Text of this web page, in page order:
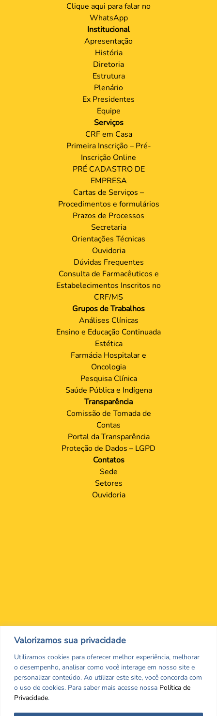
Valorizamos sua privacidade
Utilizamos cookies para oferecer melhor experiência, melhorar
o desempenho, analisar como você interage em nosso site e
personalizar conteúdo. Ao utilizar este site, você concorda com
o uso de cookies. Para saber mais acesse nossa Política de
Privacidade.
Clique aqui para falar no
WhatsApp
Institucional
Apresentação
História
Diretoria
Estrutura
Plenário
Ex Presidentes
Equipe
Serviços
CRF em Casa
Primeira Inscrição – Pré-
Inscrição Online
PRÉ CADASTRO DE
EMPRESA
Cartas de Serviços –
Procedimentos e formulários
Prazos de Processos
Secretaria
Orientações Técnicas
Ouvidoria
Dúvidas Frequentes
Consulta de Farmacêuticos e
Estabelecimentos Inscritos no
CRF/MS
Grupos de Trabalhos
Análises Clínicas
Ensino e Educação Continuada
Estética
Farmácia Hospitalar e
Oncologia
Pesquisa Clínica
Saúde Pública e Indígena
Transparência
Comissão de Tomada de
Contas
Portal da Transparência
Proteção de Dados – LGPD
Contatos
Sede
Setores
Ouvidoria